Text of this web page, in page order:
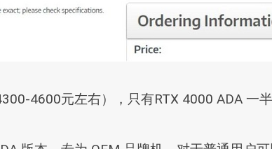
4600元左右），只有RTX 4000 ADA 一